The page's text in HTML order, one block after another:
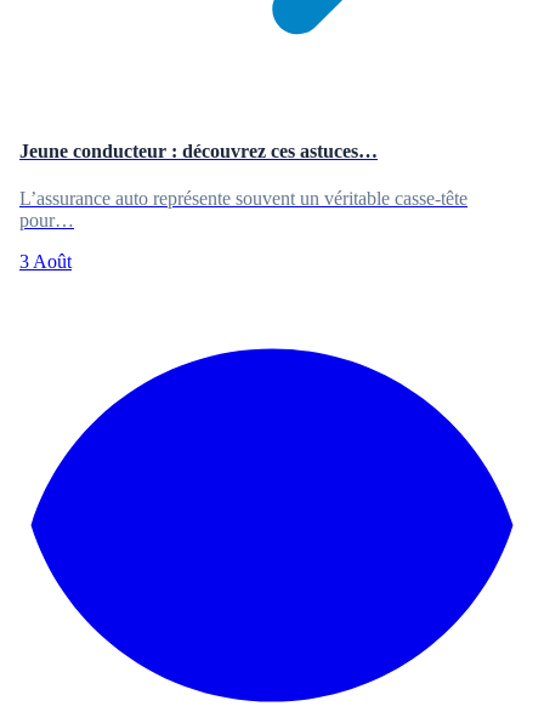
Jeune conducteur : découvrez ces astuces…
L’assurance auto représente souvent un véritable casse-tête
pour…
3 Août